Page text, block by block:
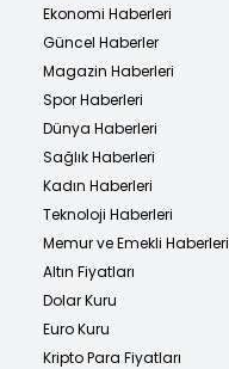
Ekonomi Haberleri
Güncel Haberler
Magazin Haberleri
Spor Haberleri
Dünya Haberleri
Sağlık Haberleri
Kadın Haberleri
Teknoloji Haberleri
Memur ve Emekli Haberleri
Altın Fiyatları
Dolar Kuru
Euro Kuru
Kripto Para Fiyatları